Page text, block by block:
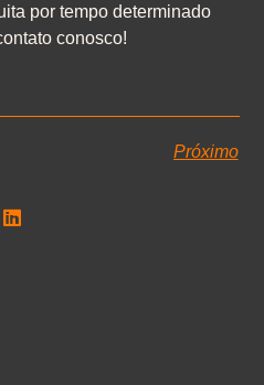
por tempo determinado
conosco!
Próximo